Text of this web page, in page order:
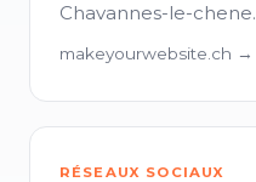
Chavannes-le-chene.
makeyourwebsite.ch →
RÉSEAUX SOCIAUX